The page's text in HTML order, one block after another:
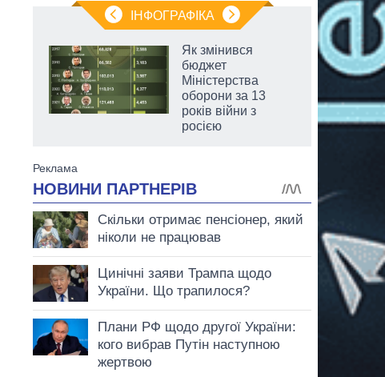
ІНФОГРАФІКА
Як змінився
бюджет
Міністерства
оборони за 13
років війни з
росією